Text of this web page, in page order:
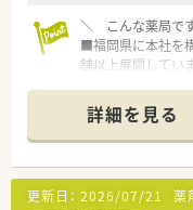
＼ こんな薬局で
■福岡県に本社を
舗以上展開していま
コミュニケーショ
キルアップが可能で
■近隣クリニック
枚数は45枚/日程
整えられています
詳細を見る
更新日： 2026/07/21 薬